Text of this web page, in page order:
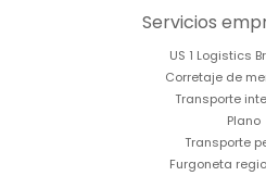
Servicios
US 1 Logistics
Corretaje de
Transporte
Plano
Transporte
Furgoneta